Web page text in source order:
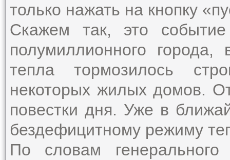
только нажать на кнопку
Скажем так, это
полумиллионного города,
тепла тормозилось
некоторых жилых домов.
повестки дня. Уже в
бездефицитному режиму
По словам